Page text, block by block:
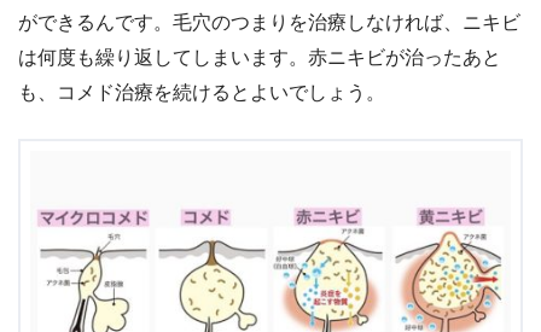
ができるんです。毛穴のつまりを治療しなければ、ニキビ
は何度も繰り返してしまいます。赤ニキビが治ったあと
も、コメド治療を続けるとよいでしょう。